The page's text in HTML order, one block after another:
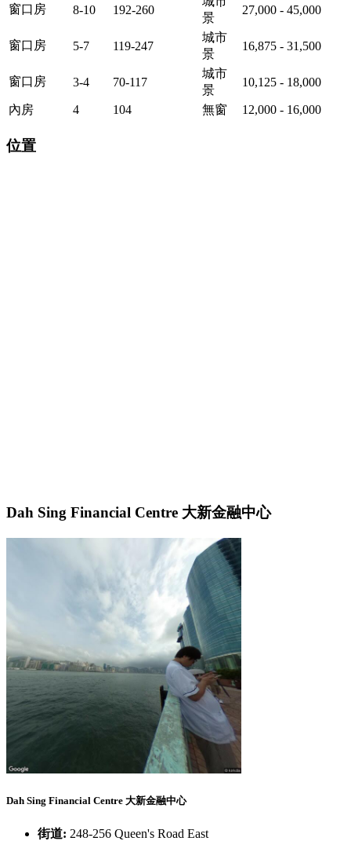
窗口房 8-10 192-260
景
27,000 - 45,000
窗口房 5-7 119-247
城市
景
16,875 - 31,500
窗口房 3-4 70-117
城市
景
10,125 - 18,000
內房 4 104 無窗 12,000 - 16,000
位置
Dah Sing Financial Centre 大新金融中心
Dah Sing Financial Centre 大新金融中心
街道: 248-256 Queen's Road East